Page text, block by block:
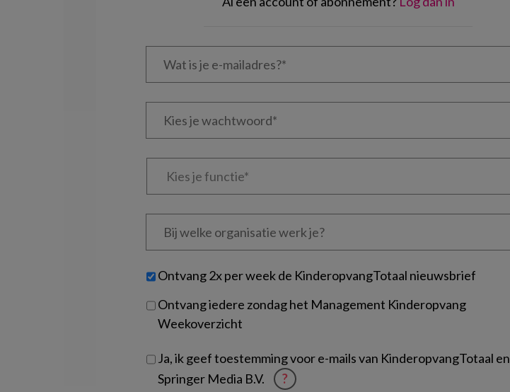
Wat
Kies
Kies
Bij
welke
je?
Untitled
Ontvang 2x per week de KinderopvangTotaal nieuwsbrief
Ontvang iedere zondag het Management Kinderopvang
Weekoverzicht
Ja, ik geef toestemming voor e-mails van KinderopvangTotaal en
Springer Media B.V.
?